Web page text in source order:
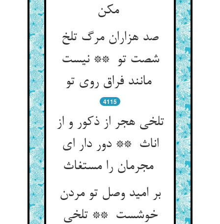
مکن
صد هزاران مرگ تلخ
شصت تو ** نیست
مانند فراق روی تو
4115
تلخی هجر از ذکور و از
اناث ** دور دار ای
مجرمان را مستغاث
بر امید وصل تو مردن
خوشست ** تلخی